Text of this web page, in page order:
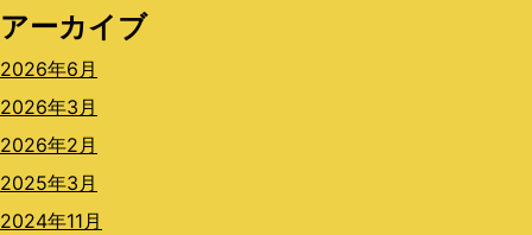
アーカイブ
2026年6月
2026年3月
2026年2月
2025年3月
2024年11月